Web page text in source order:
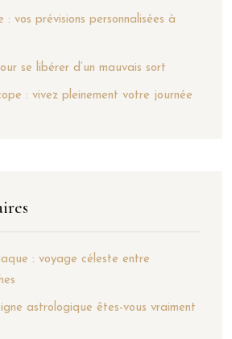
vos prévisions personnalisées à
se libérer d’un mauvais sort
: vivez pleinement votre journée
: voyage céleste entre
astrologique êtes-vous vraiment